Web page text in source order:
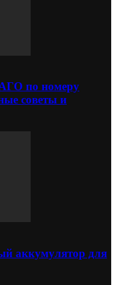
по номеру
советы и
аккумулятор для